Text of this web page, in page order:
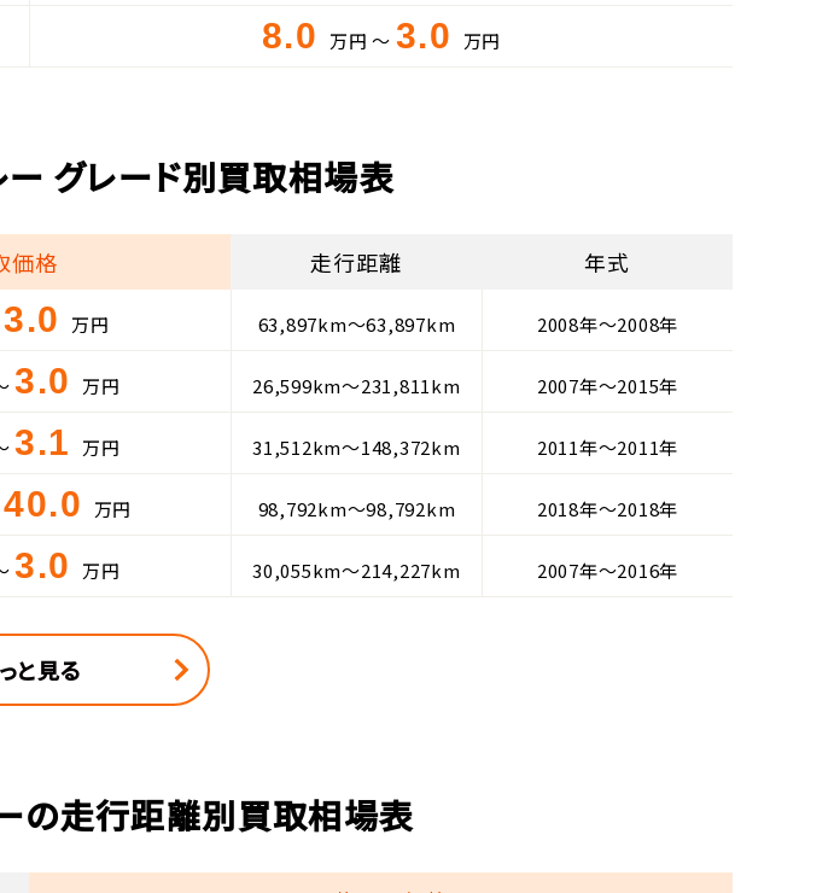
8.0 万円 ～ 3.0 万円
グレード別買取相場表
価格 走行距離 年式
3.0 万円 63,897km～63,897km 2008年～2008年
3.0 万円 26,599km～231,811km 2007年～2015年
3.1 万円 31,512km～148,372km 2011年～2011年
40.0 万円 98,792km～98,792km 2018年～2018年
3.0 万円 30,055km～214,227km 2007年～2016年
と見る
の走行距離別買取相場表